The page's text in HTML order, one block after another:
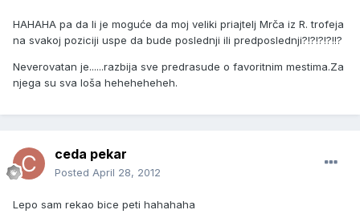
HAHAHA pa da li je moguće da moj veliki priajtelj Mrča iz R. trofeja
na svakoj poziciji uspe da bude poslednji ili predposlednji?!?!?!?!!?
Neverovatan je......razbija sve predrasude o favoritnim mestima.Za
njega su sva loša heheheheheh.
ceda pekar
Posted April 28, 2012
Lepo sam rekao bice peti hahahaha